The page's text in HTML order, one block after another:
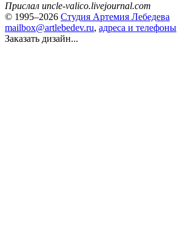
Прислал uncle-valico.livejournal.com
© 1995–2026 Студия Артемия Лебедева
mailbox@artlebedev.ru, адреса и телефоны
Заказать дизайн...